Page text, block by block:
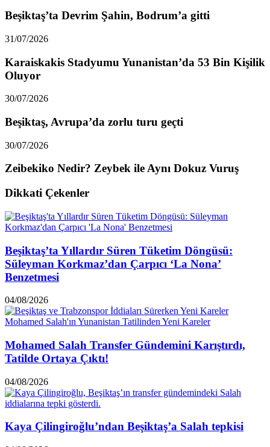
Beşiktaş’ta Devrim Şahin, Bodrum’a gitti
31/07/2026
Karaiskakis Stadyumu Yunanistan’da 53 Bin Kişilik
Oluyor
30/07/2026
Beşiktaş, Avrupa’da zorlu turu geçti
30/07/2026
Zeibekiko Nedir? Zeybek ile Aynı Dokuz Vuruş
Dikkati Çekenler
Beşiktaş’ta Yıllardır Süren Tüketim Döngüsü:
Süleyman Korkmaz’dan Çarpıcı ‘La Nona’
Benzetmesi
04/08/2026
Mohamed Salah Transfer Gündemini Karıştırdı,
Tatilde Ortaya Çıktı!
04/08/2026
Kaya Çilingiroğlu’ndan Beşiktaş’a Salah tepkisi